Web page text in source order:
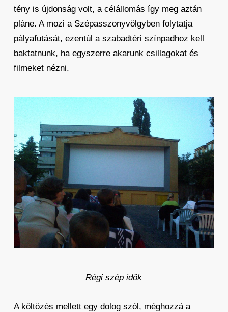
tény is újdonság volt, a célállomás így meg aztán
pláne. A mozi a Szépasszonyvölgyben folytatja
pályafutását, ezentúl a szabadtéri színpadhoz kell
baktatnunk, ha egyszerre akarunk csillagokat és
filmeket nézni.
Régi szép idők
A költözés mellett egy dolog szól, méghozzá a